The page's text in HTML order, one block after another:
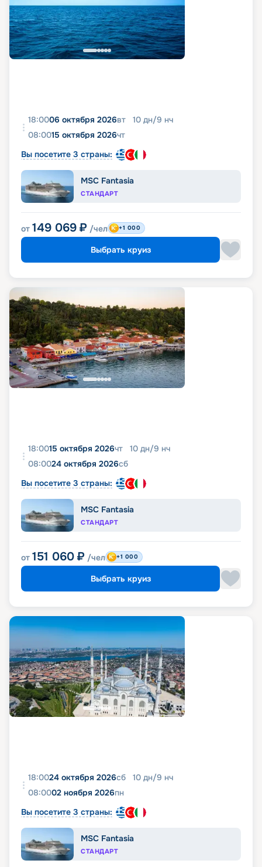
18:0006 октября 2026вт 10 дн/9 нч
08:0015 октября 2026чт
Вы посетите 3 страны:
MSC Fantasia
СТАНДАРТ
от 149 069 ₽ /чел +1 000
Выбрать круиз
18:0015 октября 2026чт 10 дн/9 нч
08:0024 октября 2026сб
Вы посетите 3 страны:
MSC Fantasia
СТАНДАРТ
от 151 060 ₽ /чел +1 000
Выбрать круиз
18:0024 октября 2026сб 10 дн/9 нч
08:0002 ноября 2026пн
Вы посетите 3 страны:
MSC Fantasia
СТАНДАРТ